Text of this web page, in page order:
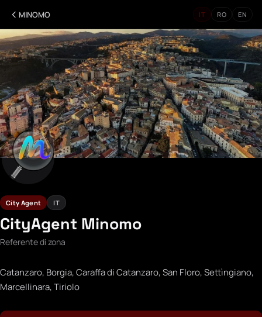
MINOMO IT RO EN
City Agent IT
CityAgent Minomo
Referente di zona
Catanzaro, Borgia, Caraffa di Catanzaro, San Floro, Settìngiano,
Marcellinara, Tiriolo